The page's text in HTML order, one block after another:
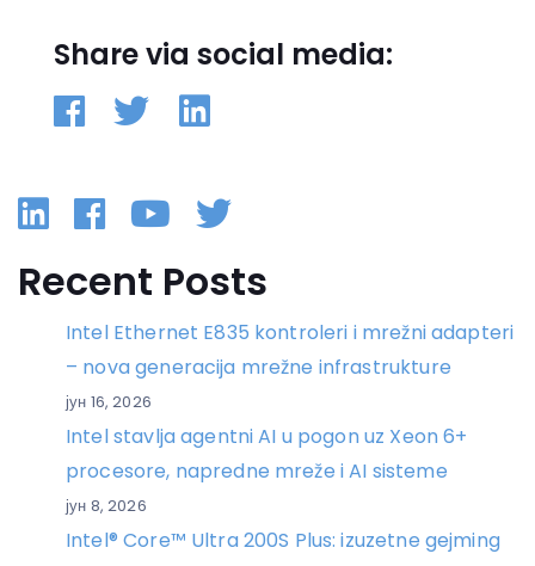
Share via social media:
Linkedin
Facebook
YouTube
Twitter
Recent Posts
Intel Ethernet E835 kontroleri i mrežni adapteri
– nova generacija mrežne infrastrukture
јун 16, 2026
Intel stavlja agentni AI u pogon uz Xeon 6+
procesore, napredne mreže i AI sisteme
јун 8, 2026
Intel® Core™ Ultra 200S Plus: izuzetne gejming